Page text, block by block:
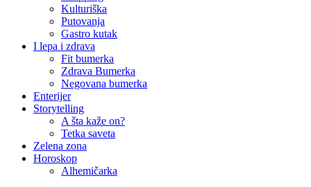
Kulturiška
Putovanja
Gastro kutak
I lepa i zdrava
Fit bumerka
Zdrava Bumerka
Negovana bumerka
Enterijer
Storytelling
A šta kaže on?
Tetka saveta
Zelena zona
Horoskop
Alhemičarka